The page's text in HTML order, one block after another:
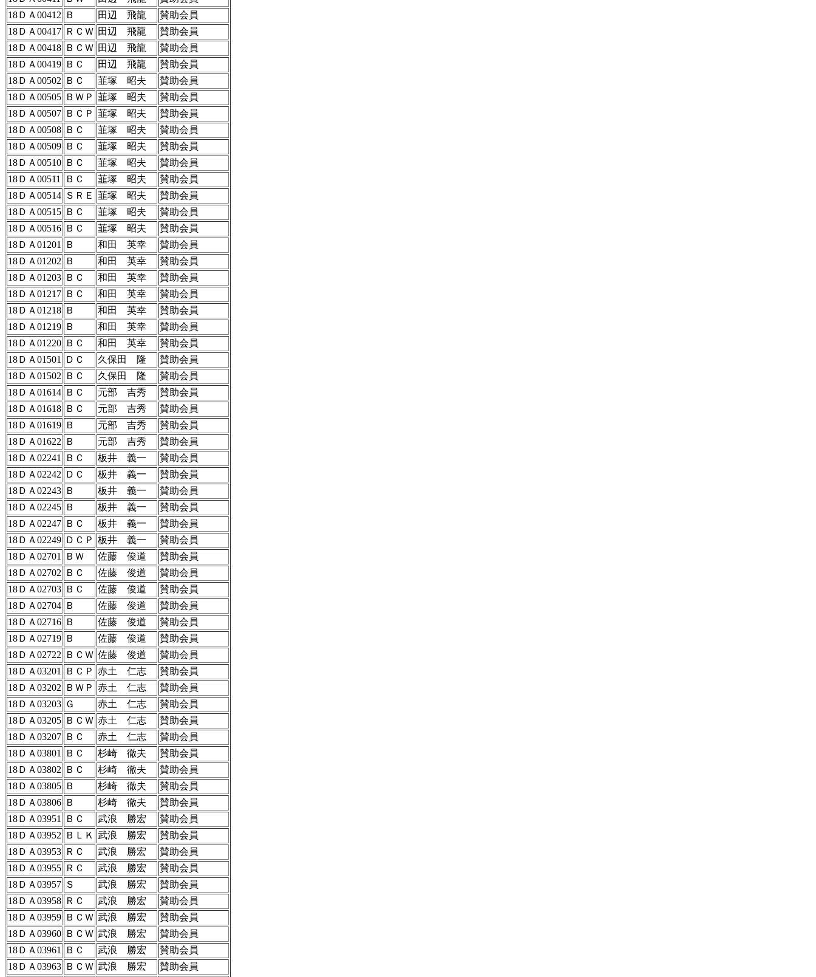
18ＤＡ00412
Ｂ 田辺 飛龍
賛助会員
18ＤＡ00417 ＲＣＷ 田辺 飛龍
賛助会員
18ＤＡ00418 ＢＣＷ 田辺 飛龍
賛助会員
18ＤＡ00419 ＢＣ 田辺 飛龍
賛助会員
18ＤＡ00502
ＢＣ 韮塚 昭夫
賛助会員
18ＤＡ00505 ＢＷＰ 韮塚 昭夫
賛助会員
18ＤＡ00507 ＢＣＰ 韮塚 昭夫
賛助会員
18ＤＡ00508 ＢＣ 韮塚 昭夫
賛助会員
18ＤＡ00509 ＢＣ 韮塚 昭夫
賛助会員
18ＤＡ00510 ＢＣ 韮塚 昭夫
賛助会員
18ＤＡ00511
ＢＣ 韮塚 昭夫
賛助会員
18ＤＡ00514 ＳＲＥ 韮塚 昭夫
賛助会員
18ＤＡ00515 ＢＣ 韮塚 昭夫
賛助会員
18ＤＡ00516 ＢＣ 韮塚 昭夫
賛助会員
18ＤＡ01201
Ｂ 和田 英幸
賛助会員
18ＤＡ01202
Ｂ 和田 英幸
賛助会員
18ＤＡ01203 ＢＣ 和田 英幸
賛助会員
18ＤＡ01217 ＢＣ 和田 英幸
賛助会員
18ＤＡ01218 Ｂ 和田 英幸
賛助会員
18ＤＡ01219 Ｂ 和田 英幸
賛助会員
18ＤＡ01220 ＢＣ 和田 英幸
賛助会員
18ＤＡ01501
ＤＣ 久保田 隆
賛助会員
18ＤＡ01502
ＢＣ 久保田 隆
賛助会員
18ＤＡ01614 ＢＣ 元部 吉秀
賛助会員
18ＤＡ01618 ＢＣ 元部 吉秀
賛助会員
18ＤＡ01619 Ｂ 元部 吉秀
賛助会員
18ＤＡ01622
Ｂ 元部 吉秀
賛助会員
18ＤＡ02241
ＢＣ 板井 義一
賛助会員
18ＤＡ02242 ＤＣ 板井 義一
賛助会員
18ＤＡ02243 Ｂ 板井 義一
賛助会員
18ＤＡ02245 Ｂ 板井 義一
賛助会員
18ＤＡ02247 ＢＣ 板井 義一
賛助会員
18ＤＡ02249 ＤＣＰ 板井 義一
賛助会員
18ＤＡ02701
ＢＷ 佐藤 俊道
賛助会員
18ＤＡ02702
ＢＣ 佐藤 俊道
賛助会員
18ＤＡ02703 ＢＣ 佐藤 俊道
賛助会員
18ＤＡ02704 Ｂ 佐藤 俊道
賛助会員
18ＤＡ02716 Ｂ 佐藤 俊道
賛助会員
18ＤＡ02719 Ｂ 佐藤 俊道
賛助会員
18ＤＡ02722
ＢＣＷ 佐藤 俊道
賛助会員
18ＤＡ03201
ＢＣＰ 赤土 仁志
賛助会員
18ＤＡ03202
ＢＷＰ 赤土 仁志
賛助会員
18ＤＡ03203 Ｇ 赤土 仁志
賛助会員
18ＤＡ03205 ＢＣＷ 赤土 仁志
賛助会員
18ＤＡ03207 ＢＣ 赤土 仁志
賛助会員
18ＤＡ03801
ＢＣ 杉崎 徹夫
賛助会員
18ＤＡ03802
ＢＣ 杉崎 徹夫
賛助会員
18ＤＡ03805 Ｂ 杉崎 徹夫
賛助会員
18ＤＡ03806 Ｂ 杉崎 徹夫
賛助会員
18ＤＡ03951
ＢＣ 武浪 勝宏
賛助会員
18ＤＡ03952
ＢＬＫ 武浪 勝宏
賛助会員
18ＤＡ03953 ＲＣ 武浪 勝宏
賛助会員
18ＤＡ03955 ＲＣ 武浪 勝宏
賛助会員
18ＤＡ03957 Ｓ 武浪 勝宏
賛助会員
18ＤＡ03958 ＲＣ 武浪 勝宏
賛助会員
18ＤＡ03959 ＢＣＷ 武浪 勝宏
賛助会員
18ＤＡ03960 ＢＣＷ 武浪 勝宏
賛助会員
18ＤＡ03961
ＢＣ 武浪 勝宏
賛助会員
18ＤＡ03963 ＢＣＷ 武浪 勝宏
賛助会員